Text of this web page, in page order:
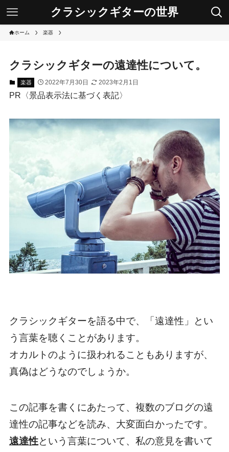
クラシックギターの世界
ホーム 楽器
クラシックギターの遠達性について。
楽器 2022年7月30日 2023年2月1日
PR〈景品表示法に基づく表記〉
クラシックギターを語る中で、 「遠達性」
とい
う言葉を聴くことがあります。
オカルトのように扱われることもありますが、
真偽はどうなのでしょうか。
この記事を書くにあたって、複数のブログの遠
達性の記事などを読み、大変面白かったです。
遠達性という言葉について、私の意見を書いて